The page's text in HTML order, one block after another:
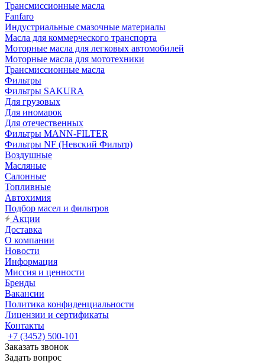
Трансмиссионные масла
Fanfaro
Индустриальные смазочные материалы
Масла для коммерческого транспорта
Моторные масла для легковых автомобилей
Моторные масла для мототехники
Трансмиссионные масла
Фильтры
Фильтры SAKURA
Для грузовых
Для иномарок
Для отечественных
Фильтры MANN-FILTER
Фильтры NF (Невский Фильтр)
Воздушные
Масляные
Салонные
Топливные
Автохимия
Подбор масел и фильтров
Акции
Доставка
О компании
Новости
Информация
Миссия и ценности
Бренды
Вакансии
Политика конфиденциальности
Лицензии и сертификаты
Контакты
+7 (3452) 500-101
Заказать звонок
Задать вопрос